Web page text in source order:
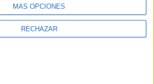
MÁS OPCIONES
RECHAZAR